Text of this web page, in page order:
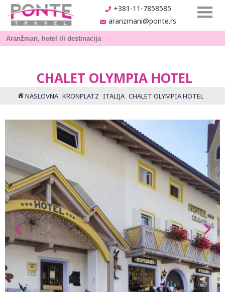
+381-11-7858585
aranzmani@ponte.rs
CHALET OLYMPIA HOTEL
NASLOVNA KRONPLATZ ITALIJA CHALET OLYMPIA HOTEL